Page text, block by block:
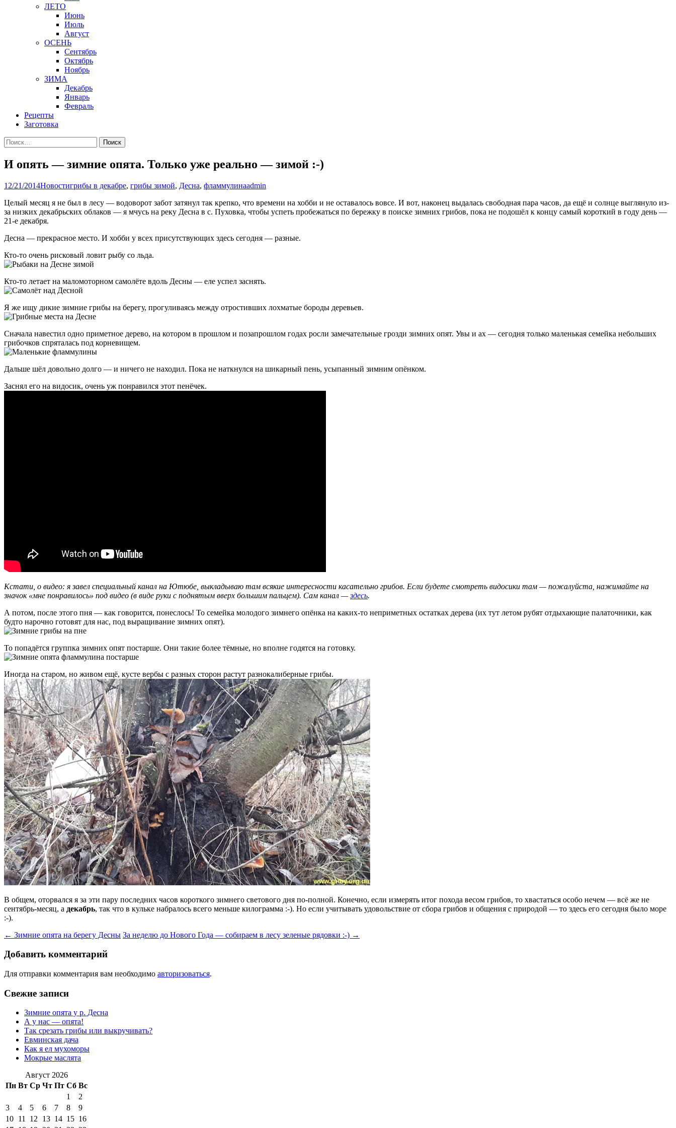
ЛЕТО
Июнь
Июль
Август
ОСЕНЬ
Сентябрь
Октябрь
Ноябрь
ЗИМА
Декабрь
Январь
Февраль
Рецепты
Заготовка
Найти:
И опять — зимние опята. Только уже реально — зимой :-)
12/21/2014Новостигрибы в декабре, грибы зимой, Десна, фламмулинаadmin
Целый месяц я не был в лесу — водоворот забот затянул так крепко, что времени на хобби и не оставалось вовсе. И вот, наконец выдалась свободная пара часов, да ещё и солнце выглянуло из-
за низких декабрьских облаков — я мчусь на реку Десна в с. Пуховка, чтобы успеть пробежаться по бережку в поиске зимних грибов, пока не подошёл к концу самый короткий в году день —
21-е декабря.
Десна — прекрасное место. И хобби у всех присутствующих здесь сегодня — разные.
Кто-то очень рисковый ловит рыбу со льда.
Кто-то летает на маломоторном самолёте вдоль Десны — еле успел заснять.
Я же ищу дикие зимние грибы на берегу, прогуливаясь между отростивших лохматые бороды деревьев.
Сначала навестил одно приметное дерево, на котором в прошлом и позапрошлом годах росли замечательные грозди зимних опят. Увы и ах — сегодня только маленькая семейка небольших
грибочков спряталась под корневищем.
Дальше шёл довольно долго — и ничего не находил. Пока не наткнулся на шикарный пень, усыпанный зимним опёнком.
Заснял его на видосик, очень уж понравился этот пенёчек.
Кстати, о видео: я завел специальный канал на Ютюбе, выкладываю там всякие интересности касательно грибов. Если будете смотреть видосики там — пожалуйста, нажимайте на
значок «мне понравилось» под видео (в виде руки с поднятым вверх большим пальцем). Сам канал —здесь.
А потом, после этого пня — как говорится, понеслось! То семейка молодого зимнего опёнка на каких-то неприметных остатках дерева (их тут летом рубят отдыхающие палаточники, как
будто нарочно готовят для нас, под выращивание зимних опят).
То попадётся группка зимних опят постарше. Они такие более тёмные, но вполне годятся на готовку.
Иногда на старом, но живом ещё, кусте вербы с разных сторон растут разнокалиберные грибы.
В общем, оторвался я за эти пару последних часов короткого зимнего светового дня по-полной. Конечно, если измерять итог похода весом грибов, то хвастаться особо нечем — всё же не
сентябрь-месяц, а декабрь, так что в кульке набралось всего меньше килограмма :-). Но если учитывать удовольствие от сбора грибов и общения с природой — то здесь его сегодня было море
:-).
Навигация
по
записям
← Зимние опята на берегу Десны За неделю до Нового Года — собираем в лесу зеленые рядовки :-) →
Добавить комментарий
Для отправки комментария вам необходимо авторизоваться.
Свежие записи
Зимние опята у р. Десна
А у нас — опята!
Так срезать грибы или выкручивать?
Евминская дача
Как я ел мухоморы
Мокрые маслята
Август 2026
Пн Вт Ср Чт Пт Сб Вс
1
2
3
4 5 6 7 8
9
10 11 12 13 14 15 16